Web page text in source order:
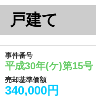
戸建て
事件番号
平成30年(ケ)第15号
売却基準価額
340,000円